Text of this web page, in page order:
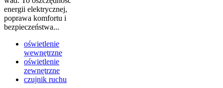
energii elektrycznej,
poprawa komfortu i
bezpieczeństwa...
oświetlenie
wewnętrzne
oświetlenie
zewnętrzne
czujnik ruchu